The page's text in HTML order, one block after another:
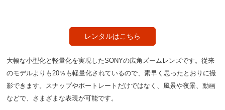
レンタルはこちら
大幅な小型化と軽量化を実現したSONYの広角ズームレンズです。従来
のモデルよりも20％も軽量化されているので、素早く思ったとおりに撮
影できます。スナップやポートレートだけではなく、風景や夜景、動画
などで、さまざまな表現が可能です。